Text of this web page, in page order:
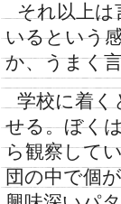
それ以上は
いるという
か、うまく
学校に着く
せる。ぼく
ら観察して
団の中で個